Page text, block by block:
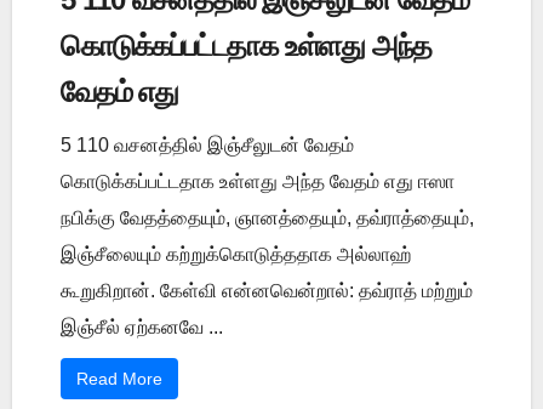
கொடுக்கப்பட்டதாக உள்ளது அந்த
வேதம் எது
5 110 வசனத்தில் இஞ்சீலுடன் வேதம்
கொடுக்கப்பட்டதாக உள்ளது அந்த வேதம் எது ஈஸா
நபிக்கு வேதத்தையும், ஞானத்தையும், தவ்ராத்தையும்,
இஞ்சீலையும் கற்றுக்கொடுத்ததாக அல்லாஹ்
கூறுகிறான். கேள்வி என்னவென்றால்: தவ்ராத் மற்றும்
இஞ்சீல் ஏற்கனவே ...
Read More